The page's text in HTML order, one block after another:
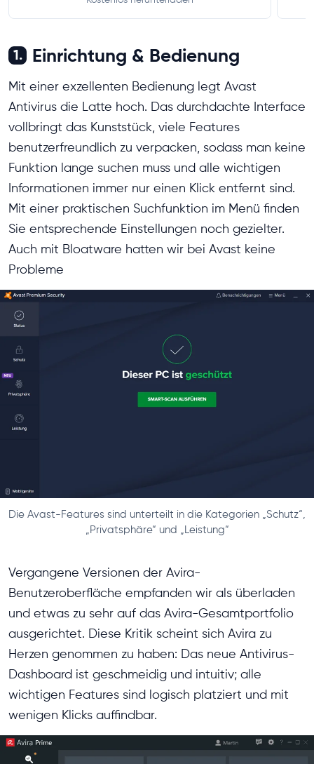
1. Einrichtung & Bedienung
Mit einer exzellenten Bedienung legt Avast
Antivirus die Latte hoch. Das durchdachte Interface
vollbringt das Kunststück, viele Features
benutzerfreundlich zu verpacken, sodass man keine
Funktion lange suchen muss und alle wichtigen
Informationen immer nur einen Klick entfernt sind.
Mit einer praktischen Suchfunktion im Menü finden
Sie entsprechende Einstellungen noch gezielter.
Auch mit Bloatware hatten wir bei Avast keine
Probleme
Die Avast-Features sind unterteilt in die Kategorien „Schutz“,
„Privatsphäre“ und „Leistung“
Vergangene Versionen der Avira-
Benutzeroberfläche empfanden wir als überladen
und etwas zu sehr auf das Avira-Gesamtportfolio
ausgerichtet. Diese Kritik scheint sich Avira zu
Herzen genommen zu haben: Das neue Antivirus-
Dashboard ist geschmeidig und intuitiv; alle
wichtigen Features sind logisch platziert und mit
wenigen Klicks auffindbar.